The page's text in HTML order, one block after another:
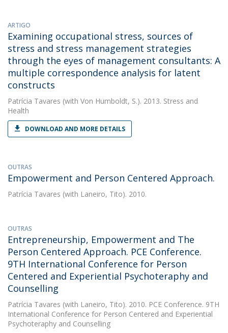
ARTIGO
Examining occupational stress, sources of
stress and stress management strategies
through the eyes of management consultants: A
multiple correspondence analysis for latent
constructs
Patrícia Tavares (with Von Humboldt, S.). 2013. Stress and
Health
DOWNLOAD AND MORE DETAILS
OUTRAS
Empowerment and Person Centered Approach.
Patrícia Tavares (with Laneiro, Tito). 2010.
OUTRAS
Entrepreneurship, Empowerment and The
Person Centered Approach. PCE Conference.
9TH International Conference for Person
Centered and Experiential Psychoteraphy and
Counselling
Patrícia Tavares (with Laneiro, Tito). 2010. PCE Conference. 9TH
International Conference for Person Centered and Experiential
Psychoteraphy and Counselling